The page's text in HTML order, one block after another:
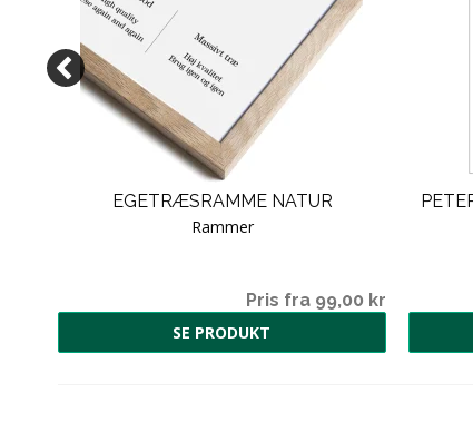
EGETRÆSRAMME NATUR
Rammer
Pris fra 99,00 kr
SE PRODUKT